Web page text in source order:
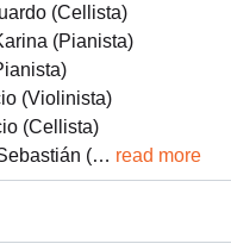
(Cellista)
(Pianista)
(Violinista)
(Cellista)
(… read more